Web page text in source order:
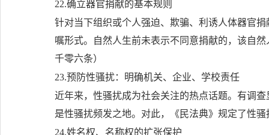
22.确立器官捐献的基本规则
针对当下组织或个人强迫、欺骗、利诱人体器官
嘱形式。自然人生前未表示不同意捐献的，该自
千零六条）
23.预防性骚扰：明确机关、企业、学校责任
近年来，性骚扰成为社会关注的热点话题。有调
是性骚扰频发之地。对此，《民法典》规定了性
24.姓名权、名称权的扩张保护